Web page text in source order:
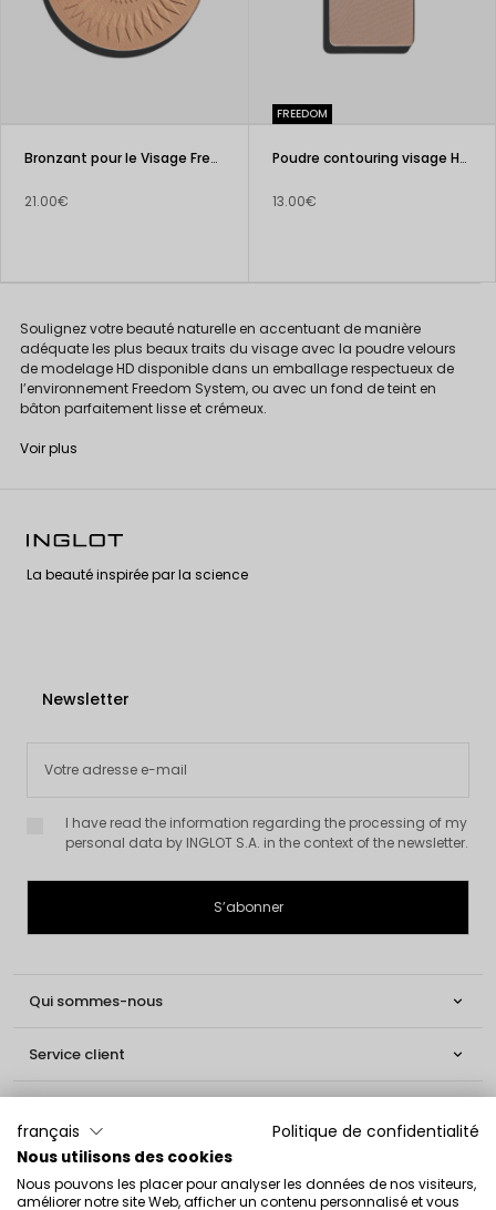
Bronzant pour le Visage Freedom System Always The Sun Matte
21.00€
FREEDOM
Poudre contouring visage HD FREEDOM SYSTEM
13.00€
Soulignez votre beauté naturelle en accentuant de manière
adéquate les plus beaux traits du visage avec la poudre velours
de modelage HD disponible dans un emballage respectueux de
l’environnement Freedom System, ou avec un fond de teint en
bâton parfaitement lisse et crémeux.
Voir plus
La beauté inspirée par la science
Newsletter
I have read the information regarding the processing of my
personal data by INGLOT S.A. in the context of the newsletter.
Qui sommes-nous 
Service client 
Social
français
Politique de confidentialité
Nous utilisons des cookies
Nous pouvons les placer pour analyser les données de nos visiteurs,
améliorer notre site Web, afficher un contenu personnalisé et vous